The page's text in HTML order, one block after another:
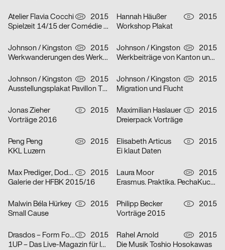
Atelier Flavia Cocchi CH
2015
Spielzeit 14/15 der Comédie de Genève
Hannah Häußer D
2015
Workshop Plakat
Johnson / Kingston CH
2015
Werkwanderungen des Werkbundes Zentralschweiz
Johnson / Kingston CH
2015
Werkbeiträge von Kanton und Stadt Luzern
Johnson / Kingston CH
2015
Ausstellungsplakat Pavillon Tribschenhorn am Kunsthoch Luzern
Johnson / Kingston CH
2015
Migration und Flucht
Jonas Zieher D
2015
Vorträge 2016
Maximilian Haslauer D
2015
Dreierpack Vorträge
Peng Peng CH
2015
KKL Luzern
Elisabeth Articus D
2015
Ei klaut Daten
Max Prediger, Dodo Voelkel D
2015
Galerie der HFBK 2015/16
Laura Moor CH
2015
Erasmus. Praktika. PechaKucha.
Malwin Béla Hürkey D
2015
Small Cause
Philipp Becker D
2015
Vorträge 2015
Drasdos – Form Follows Us D
2015
1UP – Das Live-Magazin für Ideen
Rahel Arnold CH
2015
Die Musik Toshio Hosokawas